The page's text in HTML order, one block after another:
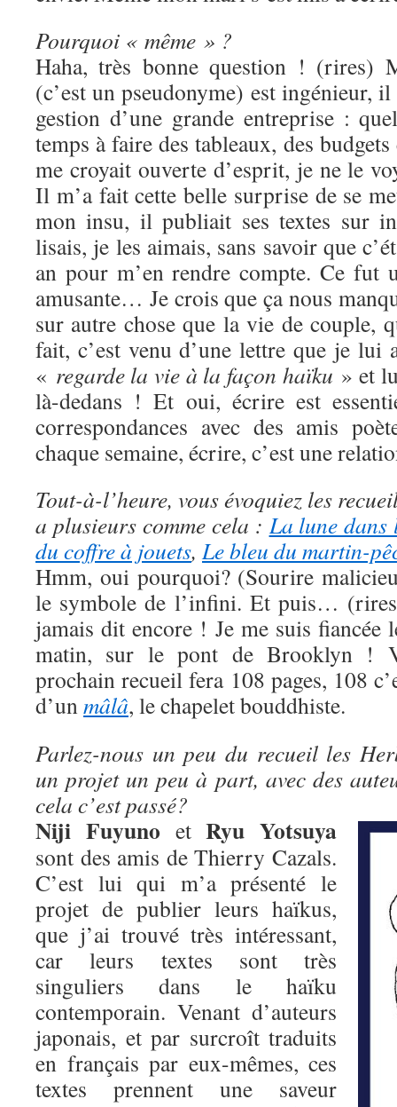
Pourquoi « même » ?
Haha, très bonne question ! (rires)
(c’est un pseudonyme) est ingénieur,
gestion d’une grande entreprise :
temps à faire des tableaux, des
me croyait ouverte d’esprit, je ne le
Il m’a fait cette belle surprise de se
mon insu, il publiait ses textes sur
lisais, je les aimais, sans savoir que
an pour m’en rendre compte. Ce fut
amusante… Je crois que ça nous
sur autre chose que la vie de couple,
fait, c’est venu d’une lettre que je
« regarde la vie à la façon haïku » et
là-dedans ! Et oui, écrire est
correspondances avec des amis
chaque semaine, écrire, c’est une
Tout-à-l’heure, vous évoquiez les
a plusieurs comme cela :La lune dans
du coffre à jouets,Le bleu du martin-
Hmm, oui pourquoi? (Sourire
le symbole de l’infini. Et puis…
jamais dit encore ! Je me suis fiancée
matin, sur le pont de Brooklyn !
prochain recueil fera 108 pages, 108
d’unmâlâ, le chapelet bouddhiste.
Parlez-nous un peu du recueil les
un projet un peu à part, avec des
cela c’est passé?
Niji Fuyuno etRyu Yotsuya
sont des amis de Thierry Cazals.
C’est lui qui m’a présenté le
projet de publier leurs haïkus,
que j’ai trouvé très intéressant,
car leurs textes sont très
singuliers dans le haïku
contemporain. Venant d’auteurs
japonais, et par surcroît traduits
en français par eux-mêmes, ces
textes prennent une saveur